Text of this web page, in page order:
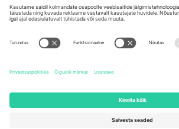
Mexico
Av Chapultepec 360, Roma
Norte, Cuauhtémoc, 06700
Ciudad de México, CDMX,
sündmusest ja/või domeenist. Detailide jaoks
sündmuse lehte, impressumit ja tingimusi.,
2026 Ticombo. Kõik õigused kaitstud.